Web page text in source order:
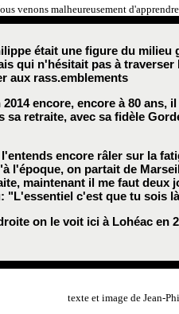
venons malheureusement
était une figure du milieu
qui n'hésitait pas à traverser
aux rass.emblements
2014 encore, encore à 80 ans,
sa retraite, avec sa fidèle
encore râler sur la
l'époque, on partait de
maintenant il me faut deux
"L'essentiel c'est que tu sois
on le voit ici à Lohéac en
texte et image de Jean-